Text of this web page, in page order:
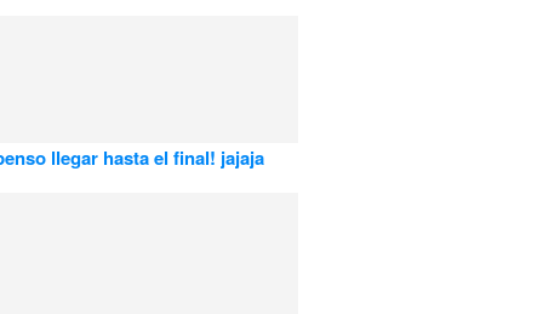
llegar hasta el final! jajaja